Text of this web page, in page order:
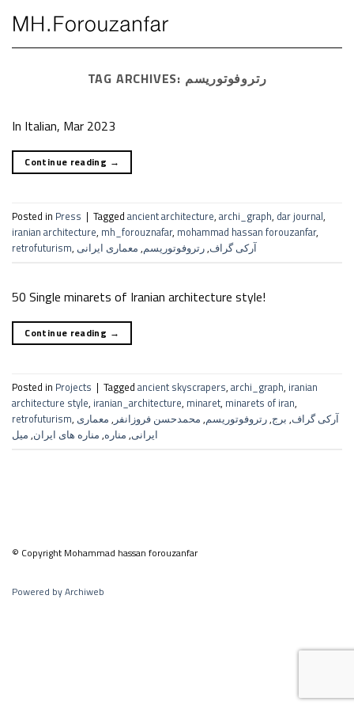
content
TAG ARCHIVES: رتروفوتوریسم
In Italian, Mar 2023
Continue reading →
Posted in Press | Tagged ancient architecture, archi_graph, dar journal,
iranian architecture, mh_forouznafar, mohammad hassan forouzanfar,
retrofuturism, آرکی گراف,رتروفوتوریسم, معماری ایرانی
50 Single minarets of Iranian architecture style!
Continue reading →
Posted in Projects | Tagged ancient skyscrapers, archi_graph, iranian
architecture style, iranian_architecture, minaret, minarets of iran,
retrofuturism, آرکی گراف, برج,رتروفوتوریسم, محمدحسن فروزانفر , معماری
ایرانی, مناره, مناره های ایران, میل
© Copyright Mohammad hassan forouzanfar
Powered by Archiweb